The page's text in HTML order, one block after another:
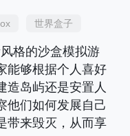
世界盒子
格的沙盒模拟游
能够根据个人喜好
造岛屿还是安置人
他们如何发展自己
带来毁灭，从而享